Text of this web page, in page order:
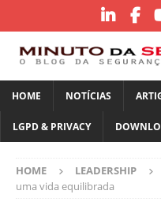
HOME NOTÍCIAS
LGPD & PRIVACY
HOME LEADERSHIP
uma vida equilibrada